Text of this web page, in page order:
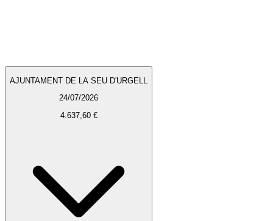
AJUNTAMENT DE LA SEU D'URGELL
24/07/2026
4.637,60 €